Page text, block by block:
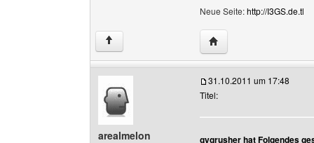
Neue Seite:http://I3GS.de.tl
↑ Website dieses
arealmelon
31.10.2011 um 17:48
Titel:
gygrusher hat Folgendes